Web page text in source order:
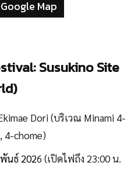
Map
Susukino Site
Dori (บริเวณ Minami 4-
4-chome)
นธ์ 2026 (เปิดไฟถึง 23:00 น.